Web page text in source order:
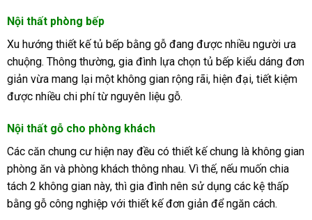
Nội thất phòng bếp
Xu hướng thiết kế tủ bếp bằng gỗ đang được nhiều người ưa
chuộng. Thông thường, gia đình lựa chọn tủ bếp kiểu dáng đơn
giản vừa mang lại một không gian rộng rãi, hiện đại, tiết kiệm
được nhiều chi phí từ nguyên liệu gỗ.
Nội thất gỗ cho phòng khách
Các căn chung cư hiện nay đều có thiết kế chung là không gian
phòng ăn và phòng khách thông nhau. Vì thế, nếu muốn chia
tách 2 không gian này, thì gia đình nên sử dụng các kệ thấp
bằng gỗ công nghiệp với thiết kế đơn giản để ngăn cách.